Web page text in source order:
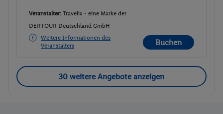
Veranstalter: Travelix - eine Marke der
DERTOUR Deutschland GmbH
Weitere Informationen des
Veranstalters
Buchen
30 weitere Angebote anzeigen